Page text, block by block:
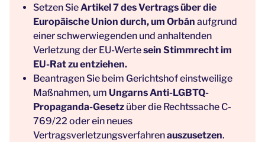
Setzen SieArtikel 7 des Vertrags über die
Europäische Union durch, um Orbán aufgrund
einer schwerwiegenden und anhaltenden
Verletzung der EU-Wertesein Stimmrecht im
EU-Rat zu entziehen.
Beantragen Sie beim Gerichtshof einstweilige
Maßnahmen, um Ungarns Anti-LGBTQ-
Propaganda-Gesetz über die Rechtssache C-
769/22 oder ein neues
Vertragsverletzungsverfahrenauszusetzen.